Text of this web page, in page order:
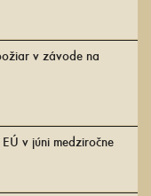
v závode na
v júni medziročne